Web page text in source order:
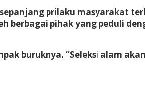
prilaku masyarakat
berbagai pihak yang peduli
buruknya. “Seleksi alam